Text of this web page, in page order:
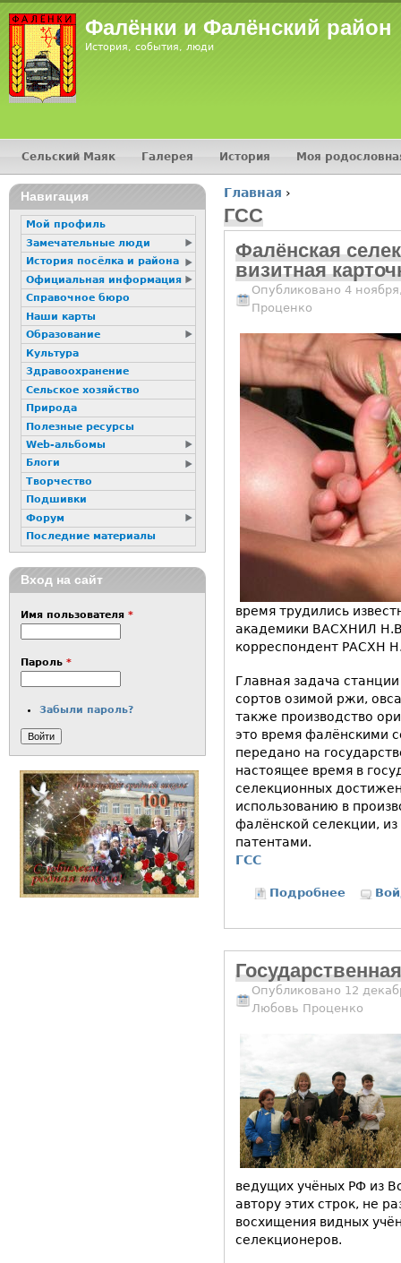
Фалёнки и Фалёнский район
История, события, люди
Вы здесь
Главная ›
ГСС
Фалёнская
визитная
Опубликовано 4
Проценко
время трудились
академики ВАСХНИЛ
корреспондент РАСХН
Главная задача
сортов озимой ржи,
также производство
это время фалёнскими
передано на
настоящее время в
селекционных
использованию в
фалёнской селекции,
патентами.
ГСС
Подробнее о
Опубликовано 12
Любовь Проценко
ведущих учёных РФ из
автору этих строк, не
восхищения видных
селекционеров.
Главное меню
Сельский Маяк Галерея История Моя
16+
Навигация
Мой профиль
Замечательные люди
История посёлка и района
Официальная информация
Справочное бюро
Наши карты
Образование
Культура
Здравоохранение
Сельское хозяйство
Природа
Полезные ресурсы
Web-альбомы
Блоги
Творчество
Подшивки
Форум
Последние материалы
Вход на сайт
Имя пользователя *
Пароль *
Забыли пароль?